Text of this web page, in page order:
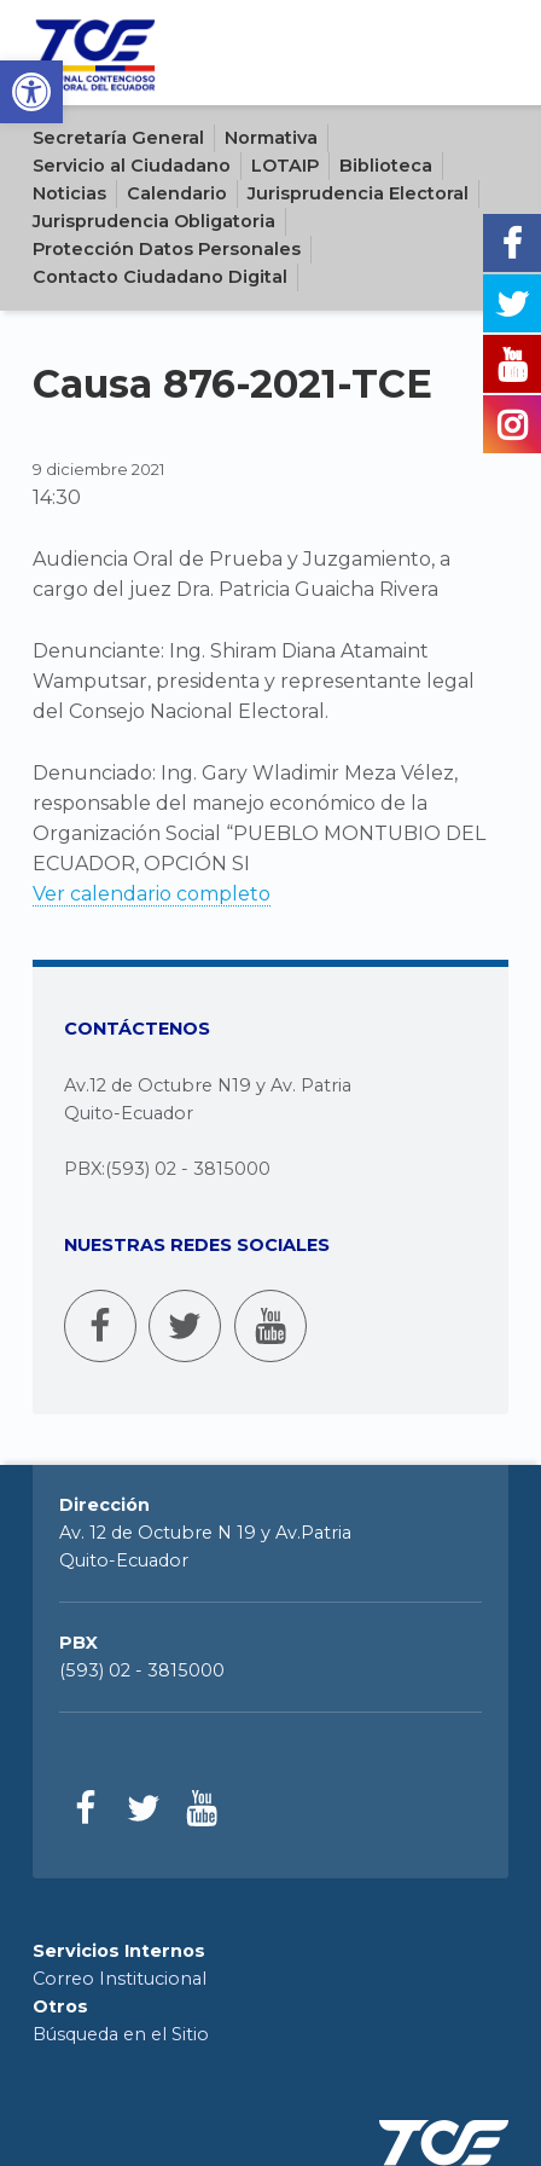
Open toolbar
Sitio oficial del Tribunal Contencioso Electoral del Ecuador
Secretaría General
Normativa
Servicio al Ciudadano
LOTAIP
Biblioteca
Noticias
Calendario
Jurisprudencia Electoral
Jurisprudencia Obligatoria
Protección Datos Personales
Contacto Ciudadano Digital
Causa 876-2021-TCE
9 diciembre 2021
14:30
Audiencia Oral de Prueba y Juzgamiento, a
cargo del juez Dra. Patricia Guaicha Rivera
Denunciante: Ing. Shiram Diana Atamaint
Wamputsar, presidenta y representante legal
del Consejo Nacional Electoral.
Denunciado: Ing. Gary Wladimir Meza Vélez,
responsable del manejo económico de la
Organización Social “PUEBLO MONTUBIO DEL
ECUADOR, OPCIÓN SI
Ver calendario completo
CONTÁCTENOS
Av.12 de Octubre N19 y Av. Patria
Quito-Ecuador
PBX:(593) 02 - 3815000
NUESTRAS REDES SOCIALES
Dirección
Av. 12 de Octubre N 19 y Av.Patria
Quito-Ecuador
PBX
(593) 02 - 3815000
Servicios Internos
Correo Institucional
Otros
Búsqueda en el Sitio